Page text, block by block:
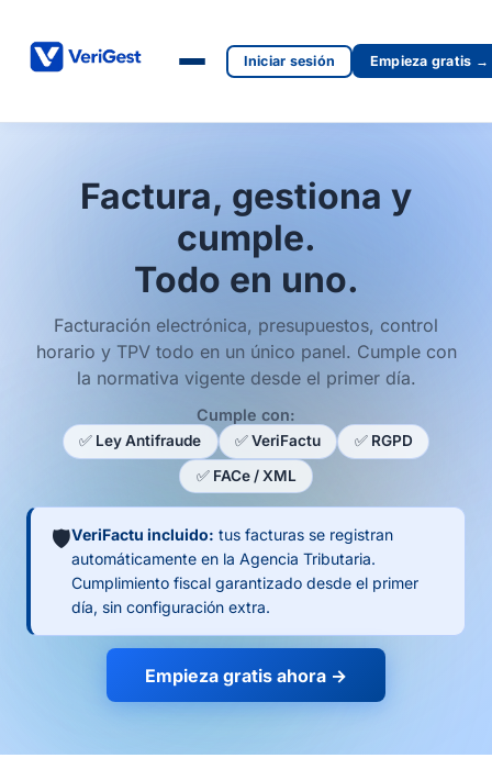
Iniciar sesión Empieza gratis →
Factura, gestiona y
cumple.
Todo en uno.
Facturación electrónica, presupuestos, control
horario y TPV todo en un único panel. Cumple con
la normativa vigente desde el primer día.
Cumple con:
✅ Ley Antifraude ✅ VeriFactu
✅ RGPD
✅ FACe / XML
🛡️VeriFactu incluido: tus facturas se registran
automáticamente en la Agencia Tributaria.
Cumplimiento fiscal garantizado desde el primer
día, sin configuración extra.
Empieza gratis ahora →